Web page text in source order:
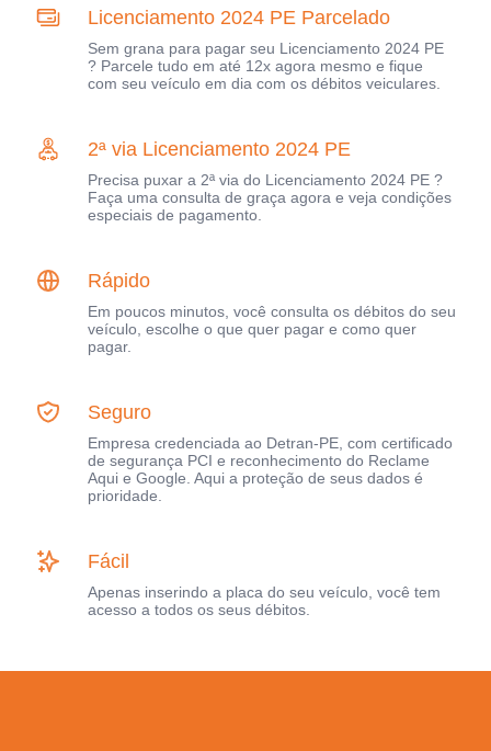
Licenciamento 2024 PE Parcelado
Sem grana para pagar seu Licenciamento 2024 PE
? Parcele tudo em até 12x agora mesmo e fique
com seu veículo em dia com os débitos veiculares.
2ª via Licenciamento 2024 PE
Precisa puxar a 2ª via do Licenciamento 2024 PE ?
Faça uma consulta de graça agora e veja condições
especiais de pagamento.
Rápido
Em poucos minutos, você consulta os débitos do seu
veículo, escolhe o que quer pagar e como quer
pagar.
Seguro
Empresa credenciada ao Detran-PE, com certificado
de segurança PCI e reconhecimento do Reclame
Aqui e Google. Aqui a proteção de seus dados é
prioridade.
Fácil
Apenas inserindo a placa do seu veículo, você tem
acesso a todos os seus débitos.